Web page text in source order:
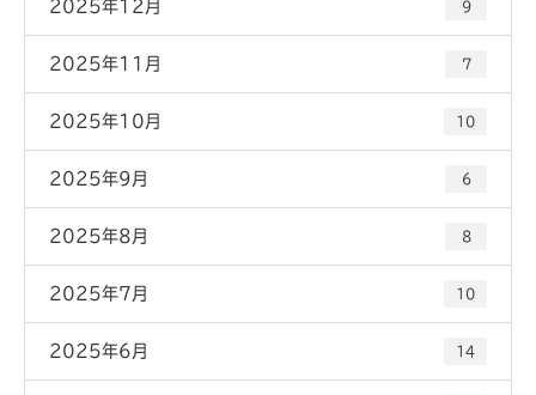
2025年12月 9
2025年11月 7
2025年10月 10
2025年9月 6
2025年8月 8
2025年7月 10
2025年6月 14